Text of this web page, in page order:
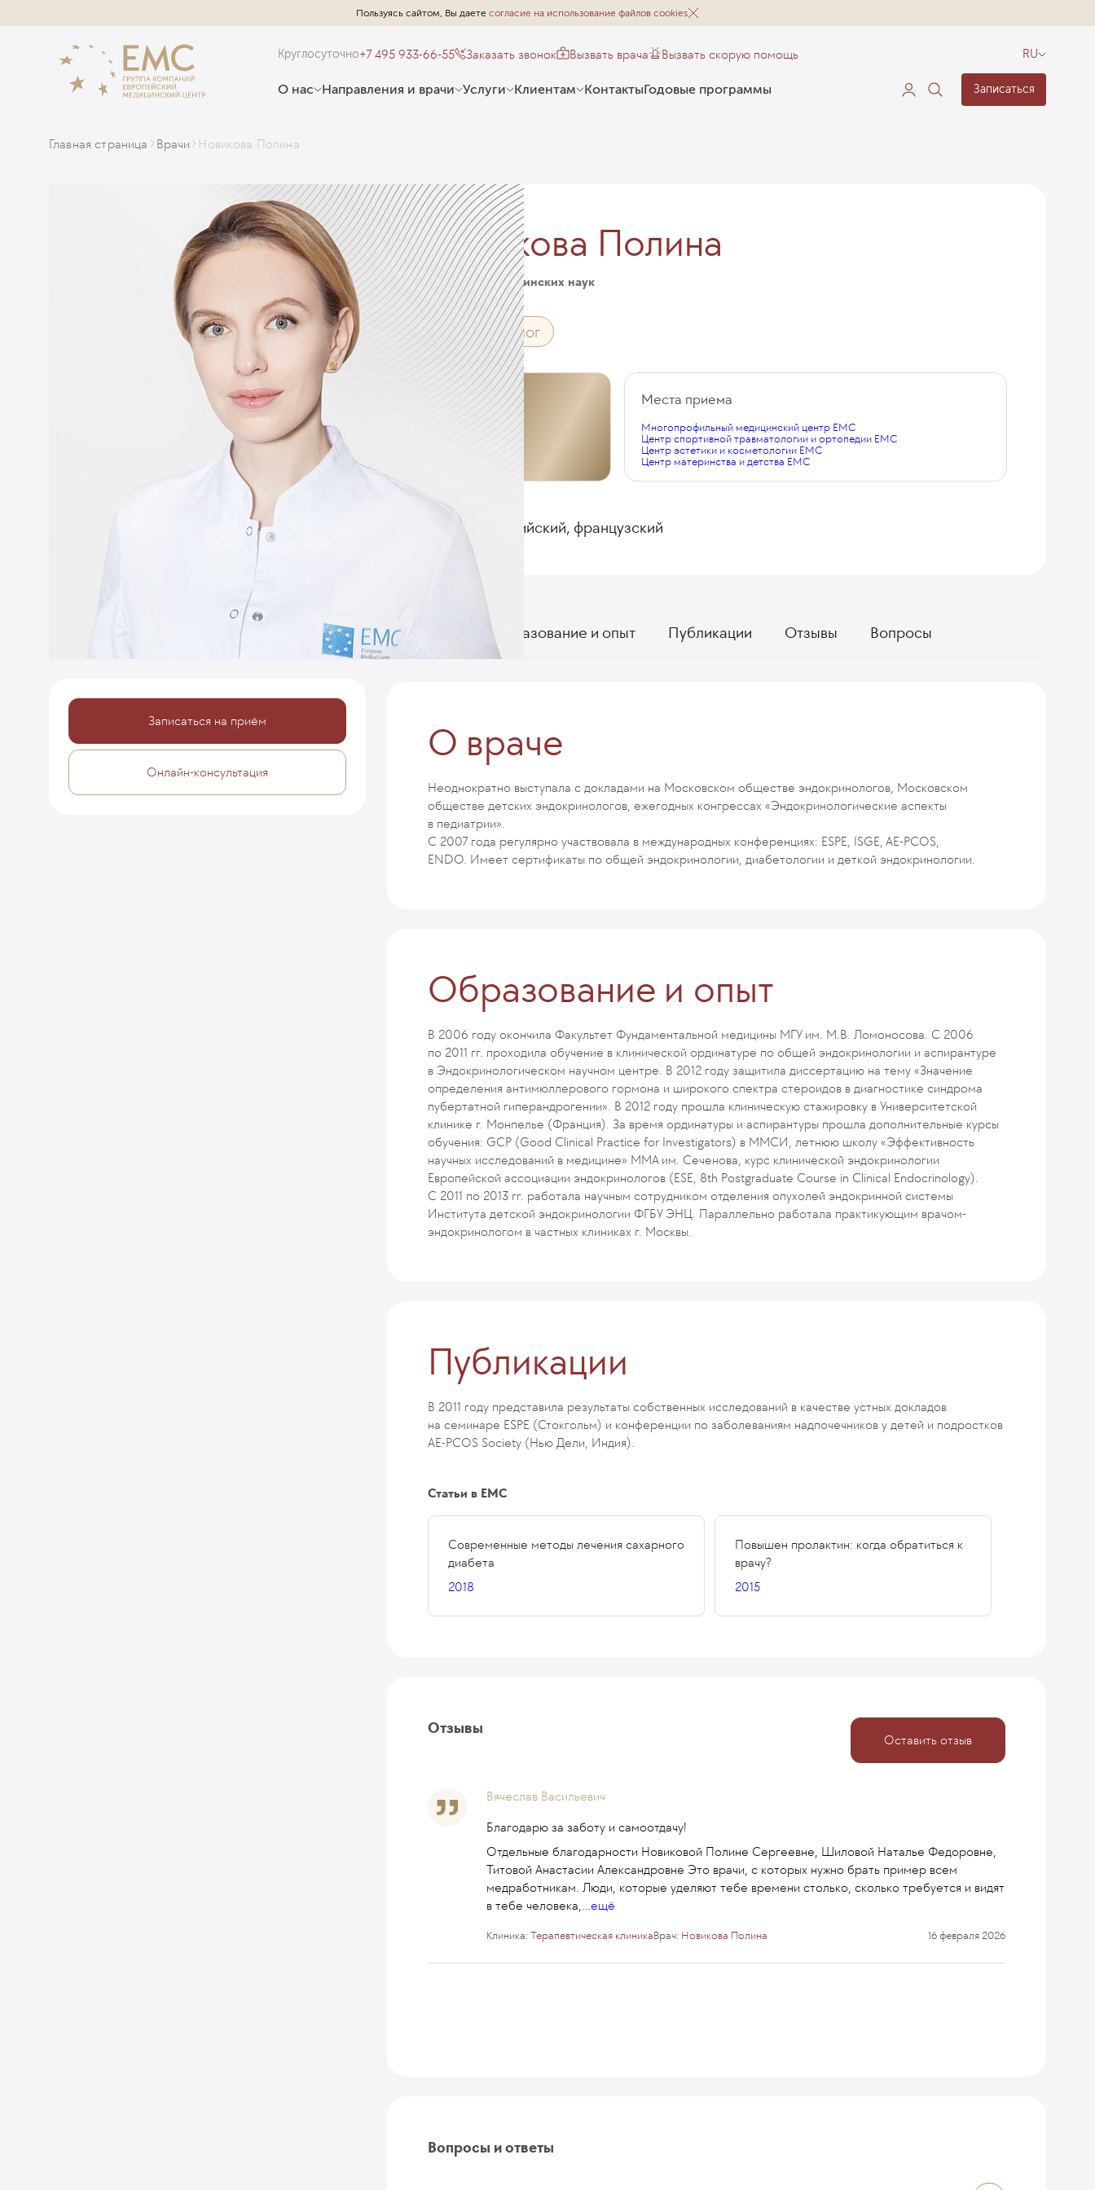
Пользуясь сайтом, Вы даете согласие на использование файлов cookies
Круглосуточно+7 495 933-66-55 Заказать звонок Вызвать врача Вызвать скорую помощь RU
О нас Направления и врачи Услуги Клиентам КонтактыГодовые программы Записаться
Главная страница Врачи Новикова Полина
Записаться на приём
Онлайн-консультация
Новикова Полина
Кандидат медицинских наук
Эндокринолог
Общий стаж
17 лет
Места приема
Многопрофильный медицинский центр EMC
Центр спортивной травматологии и ортопедии EMC
Центр эстетики и косметологии EMC
Центр материнства и детства EMC
ЯЗЫКИ
Русский, английский, французский
О враче Образование и опыт Публикации Отзывы Вопросы
О враче
Неоднократно выступала с докладами на Московском обществе эндокринологов, Московском
обществе детских эндокринологов, ежегодных конгрессах «Эндокринологические аспекты
в педиатрии».
С 2007 года регулярно участвовала в международных конференциях: ESPE, ISGE, AE-PCOS,
ENDO. Имеет сертификаты по общей эндокринологии, диабетологии и деткой эндокринологии.
Образование и опыт
В 2006 году окончила Факультет Фундаментальной медицины МГУ им. М.В. Ломоносова. С 2006
по 2011 гг. проходила обучение в клинической ординатуре по общей эндокринологии и аспирантуре
в Эндокринологическом научном центре. В 2012 году защитила диссертацию на тему «Значение
определения антимюллерового гормона и широкого спектра стероидов в диагностике синдрома
пубертатной гиперандрогении». В 2012 году прошла клиническую стажировку в Университетской
клинике г. Монпелье (Франция). За время ординатуры и аспирантуры прошла дополнительные курсы
обучения: GCP (Good Clinical Practice for Investigators) в ММСИ, летнюю школу «Эффективность
научных исследований в медицине» ММА им. Сеченова, курс клинической эндокринологии
Европейской ассоциации эндокринологов (ESE, 8th Postgraduate Course in Clinical Endocrinology).
С 2011 по 2013 гг. работала научным сотрудником отделения опухолей эндокринной системы
Института детской эндокринологии ФГБУ ЭНЦ. Параллельно работала практикующим врачом-
эндокринологом в частных клиниках г. Москвы.
Публикации
В 2011 году представила результаты собственных исследований в качестве устных докладов
на семинаре ESPE (Стокгольм) и конференции по заболеваниям надпочечников у детей и подростков
AE-PCOS Society (Нью Дели, Индия).
Статьи в ЕМС
Современные методы лечения сахарного
диабета
2018
Повышен пролактин: когда обратиться к
врачу?
2015
Отзывы
Оставить отзыв
Вячеслав Васильевич
Благодарю за заботу и самоотдачу!
Отдельные благодарности Новиковой Полине Сергеевне, Шиловой Наталье Федоровне,
Титовой Анастасии Александровне Это врачи, с которых нужно брать пример всем
медработникам. Люди, которые уделяют тебе времени столько, сколько требуется и видят
в тебе человека,
ещё
Клиника: Терапевтическая клиникаВрач: Новикова Полина 16 февраля 2026
Вопросы и ответы